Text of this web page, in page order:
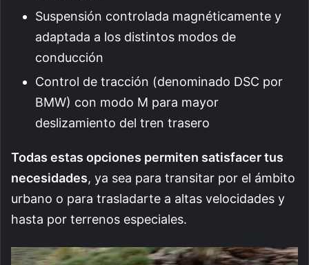
Suspensión controlada magnéticamente y
adaptada a los distintos modos de
conducción
Control de tracción (denominado DSC por
BMW) con modo M para mayor
deslizamiento del tren trasero
Todas estas opciones permiten satisfacer tus
necesidades, ya sea para transitar por el ámbito
urbano o para trasladarte a altas velocidades y
hasta por terrenos especiales.